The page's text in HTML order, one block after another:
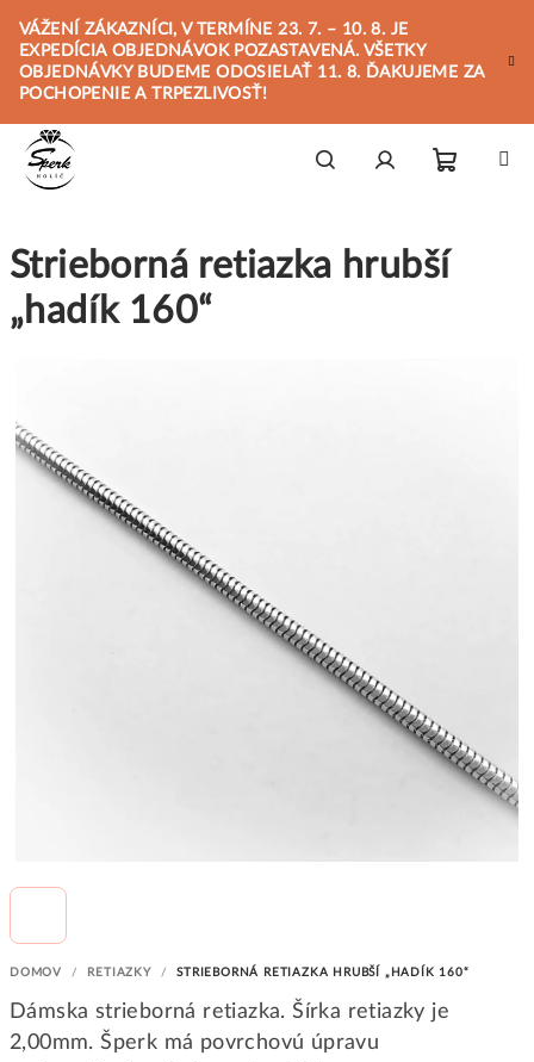
obsah
VÁŽENÍ ZÁKAZNÍCI, V TERMÍNE 23. 7. – 10. 8. JE
EXPEDÍCIA OBJEDNÁVOK POZASTAVENÁ. VŠETKY
OBJEDNÁVKY BUDEME ODOSIELAŤ 11. 8. ĎAKUJEME ZA
POCHOPENIE A TRPEZLIVOSŤ!
košík
DOMOV / RETIAZKY / STRIEBORNÁ RETIAZKA HRUBŠÍ „HADÍK 160“
Dámska strieborná retiazka. Šírka retiazky je
2,00mm. Šperk má povrchovú úpravu
Strieborná retiazka hrubší
„hadík 160“